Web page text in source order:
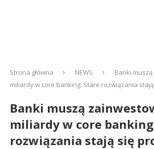
Strona główna NEWS
Banki
miliardy w core banking. Stare rozwiązania
Banki muszą
miliardy w core
rozwiązania stają się